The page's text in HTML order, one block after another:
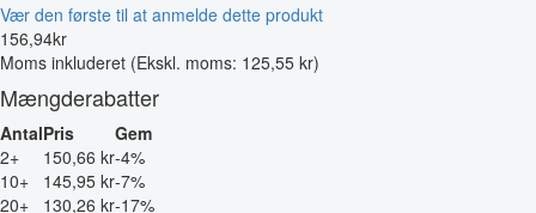
Vær den første til at anmelde dette produkt
156,94kr
Moms inkluderet (Ekskl. moms: 125,55 kr)
Mængderabatter
AntalPris
Gem
2+
150,66 kr-4%
10+
145,95 kr-7%
20+
130,26 kr-17%